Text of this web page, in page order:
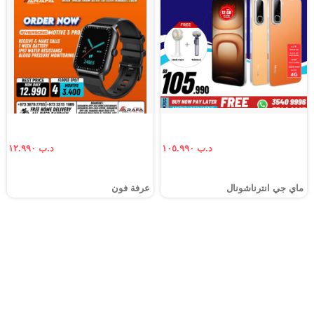
د.ب ١٠٥.٩٩٠
ماي جي انترناشونال
د.ب ١٢.٩٩٠
عرفة فون